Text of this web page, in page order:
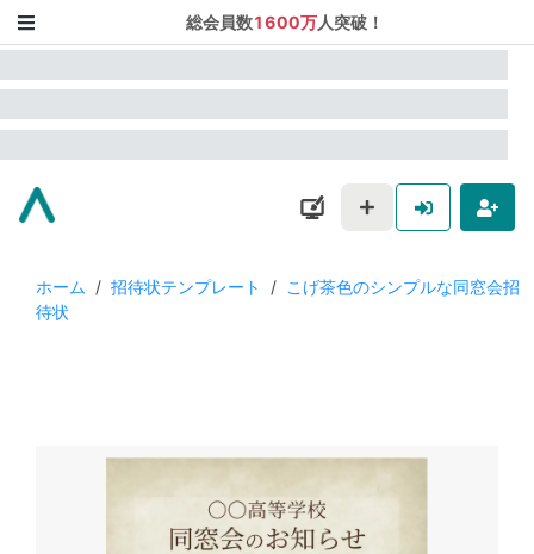
総会員数1600万人突破！
ホーム / 招待状テンプレート / こげ茶色のシンプルな同窓会招
待状